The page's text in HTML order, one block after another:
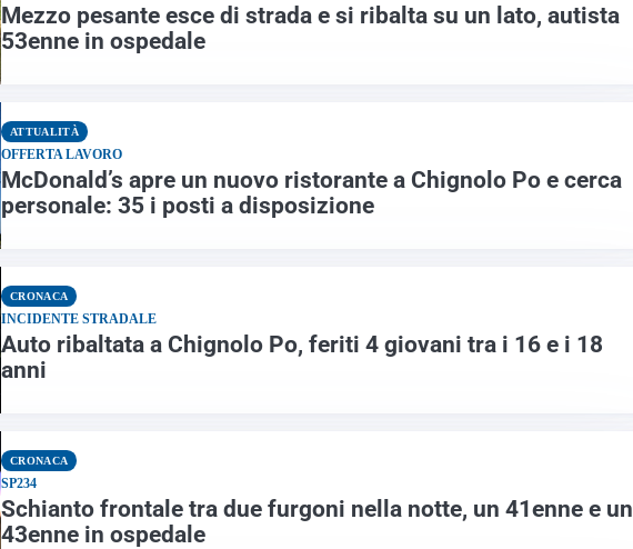
Mezzo pesante esce di strada e si ribalta su un lato, autista
53enne in ospedale
ATTUALITÀ
OFFERTA LAVORO
McDonald’s apre un nuovo ristorante a Chignolo Po e cerca
personale: 35 i posti a disposizione
CRONACA
INCIDENTE STRADALE
Auto ribaltata a Chignolo Po, feriti 4 giovani tra i 16 e i 18
anni
CRONACA
SP234
Schianto frontale tra due furgoni nella notte, un 41enne e un
43enne in ospedale